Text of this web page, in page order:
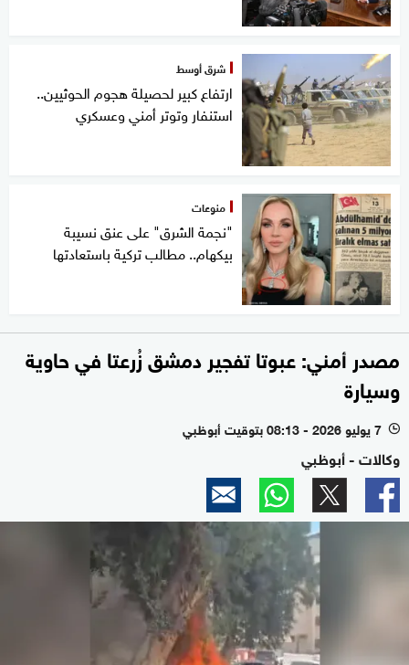
شرق أوسط
ارتفاع كبير لحصيلة هجوم الحوثيين..
استنفار وتوتر أمني وعسكري
منوعات
"نجمة الشرق" على عنق نسيبة
بيكهام.. مطالب تركية باستعادتها
مصدر أمني: عبوتا تفجير دمشق زُرعتا في حاوية
وسيارة
l 7 يوليو 2026 - 08:13 بتوقيت أبوظبي
وكالات - أبوظبي